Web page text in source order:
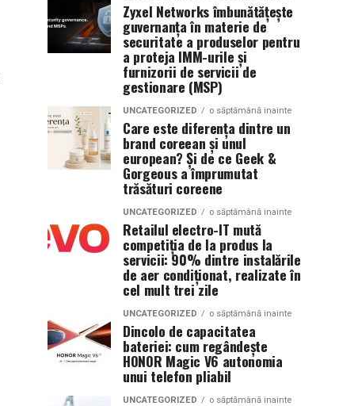
Zyxel Networks îmbunătățește
guvernanța în materie de
securitate a produselor pentru
a proteja IMM-urile și
furnizorii de servicii de
gestionare (MSP)
UNCATEGORIZED o săptămână inainte
Care este diferența dintre un
brand coreean și unul
european? Și de ce Geek &
Gorgeous a împrumutat
trăsături coreene
UNCATEGORIZED o săptămână inainte
Retailul electro-IT mută
competiția de la produs la
servicii: 90% dintre instalările
de aer condiționat, realizate în
cel mult trei zile
UNCATEGORIZED o săptămână inainte
Dincolo de capacitatea
bateriei: cum regândește
HONOR Magic V6 autonomia
unui telefon pliabil
UNCATEGORIZED o săptămână inainte